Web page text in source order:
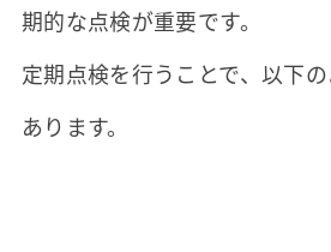
期的な点検が重要です。
定期点検を行うことで、以下
あります。